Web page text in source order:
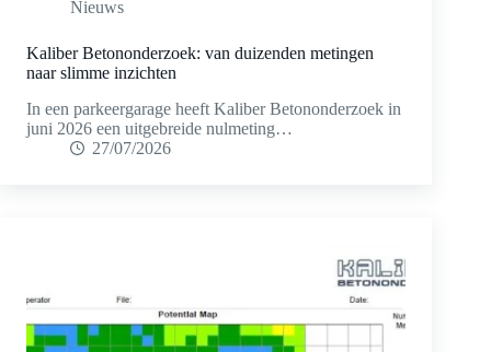
Nieuws
Kaliber Betononderzoek: van duizenden metingen
naar slimme inzichten
In een parkeergarage heeft Kaliber Betononderzoek in
juni 2026 een uitgebreide nulmeting…
27/07/2026